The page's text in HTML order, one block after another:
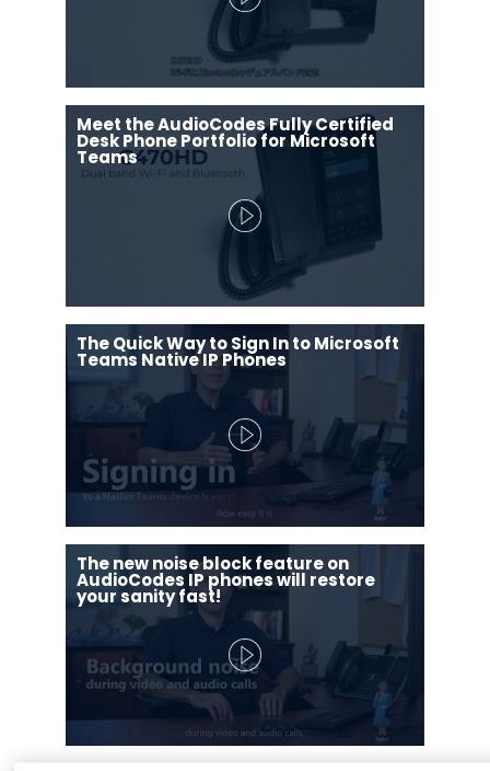
Meet the AudioCodes Fully Certified
Desk Phone Portfolio for Microsoft
Teams
The Quick Way to Sign In to Microsoft
Teams Native IP Phones
The new noise block feature on
AudioCodes IP phones will restore
your sanity fast!